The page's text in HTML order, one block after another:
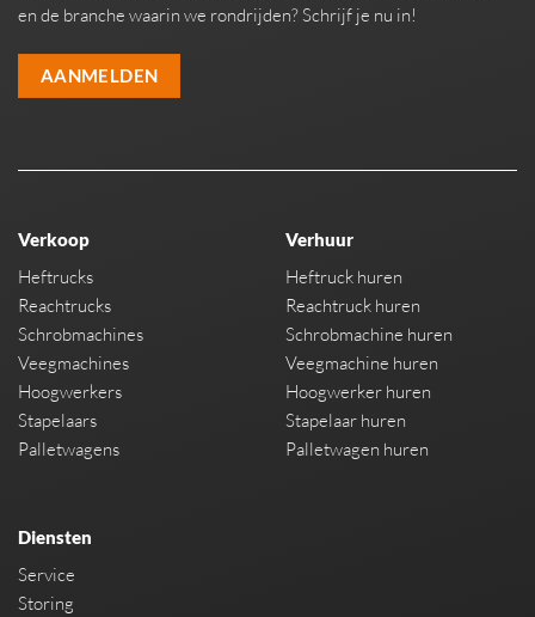
en de branche waarin we rondrijden? Schrijf je nu in!
AANMELDEN
Verkoop
Heftrucks
Reachtrucks
Schrobmachines
Veegmachines
Hoogwerkers
Stapelaars
Palletwagens
Verhuur
Heftruck huren
Reachtruck huren
Schrobmachine huren
Veegmachine huren
Hoogwerker huren
Stapelaar huren
Palletwagen huren
Diensten
Service
Storing